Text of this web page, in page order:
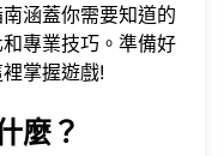
涵蓋你需要知道的
專業技巧。準備好
掌握遊戲!
麼？